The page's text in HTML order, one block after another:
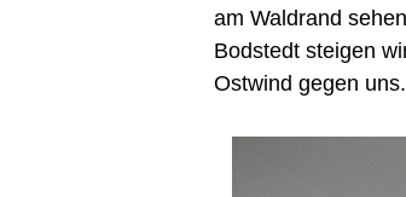
am Waldrand
Bodstedt steigen
Ostwind gegen uns.